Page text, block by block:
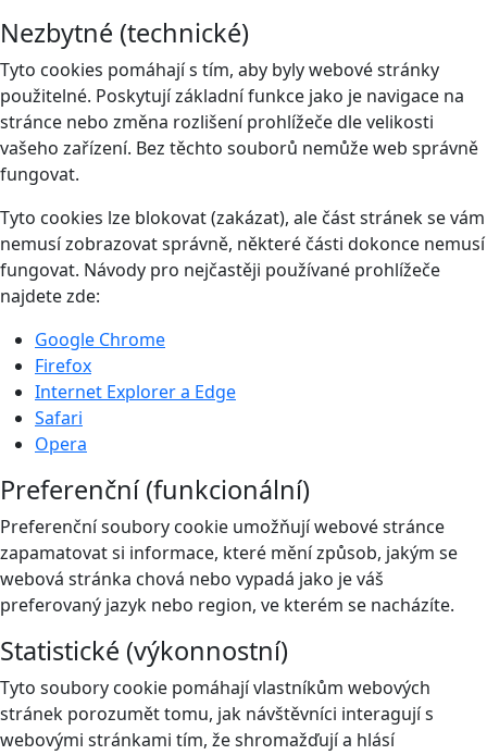
Nezbytné (technické)
Tyto cookies pomáhají s tím, aby byly webové stránky
použitelné. Poskytují základní funkce jako je navigace na
stránce nebo změna rozlišení prohlížeče dle velikosti
vašeho zařízení. Bez těchto souborů nemůže web správně
fungovat.
Tyto cookies lze blokovat (zakázat), ale část stránek se vám
nemusí zobrazovat správně, některé části dokonce nemusí
fungovat. Návody pro nejčastěji používané prohlížeče
najdete zde:
Google Chrome
Firefox
Internet Explorer a Edge
Safari
Opera
Preferenční (funkcionální)
Preferenční soubory cookie umožňují webové stránce
zapamatovat si informace, které mění způsob, jakým se
webová stránka chová nebo vypadá jako je váš
preferovaný jazyk nebo region, ve kterém se nacházíte.
Statistické (výkonnostní)
Tyto soubory cookie pomáhají vlastníkům webových
stránek porozumět tomu, jak návštěvníci interagují s
webovými stránkami tím, že shromažďují a hlásí